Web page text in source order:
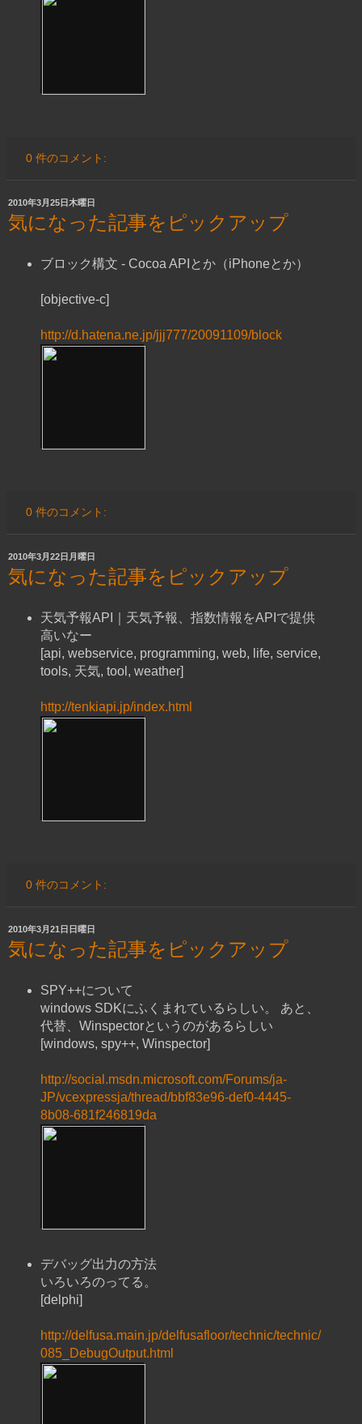
0 件のコメント:
2010年3月25日木曜日
気になった記事をピックアップ
ブロック構文 - Cocoa APIとか（iPhoneとか）
[objective-c]
http://d.hatena.ne.jp/jjj777/20091109/block
0 件のコメント:
2010年3月22日月曜日
気になった記事をピックアップ
天気予報API｜天気予報、指数情報をAPIで提供
高いなー
[api, webservice, programming, web, life, service,
tools, 天気, tool, weather]
http://tenkiapi.jp/index.html
0 件のコメント:
2010年3月21日日曜日
気になった記事をピックアップ
SPY++について
windows SDKにふくまれているらしい。 あと、
代替、Winspectorというのがあるらしい
[windows, spy++, Winspector]
http://social.msdn.microsoft.com/Forums/ja-
JP/vcexpressja/thread/bbf83e96-def0-4445-
8b08-681f246819da
デバッグ出力の方法
いろいろのってる。
[delphi]
http://delfusa.main.jp/delfusafloor/technic/technic/
085_DebugOutput.html